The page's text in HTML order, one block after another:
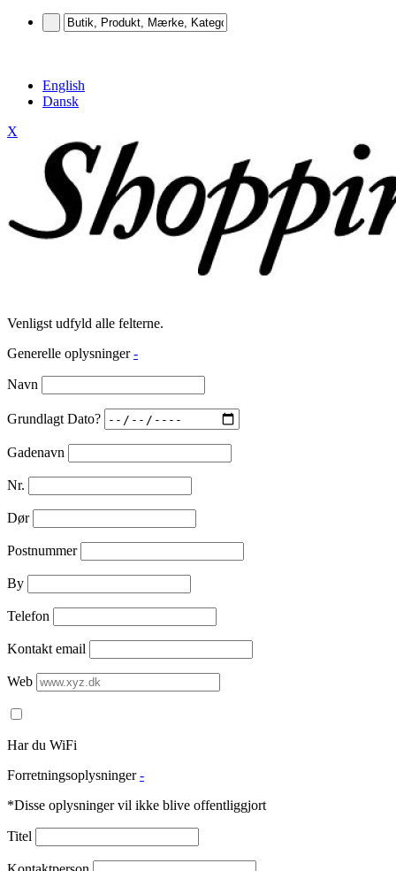
English
Dansk
X
Venligst udfyld alle felterne.
Generelle oplysninger -
Navn
Grundlagt Dato?
Gadenavn
Nr.
Dør
Postnummer
By
Telefon
Kontakt email
Web
Har du WiFi
Forretningsoplysninger -
*Disse oplysninger vil ikke blive offentliggjort
Titel